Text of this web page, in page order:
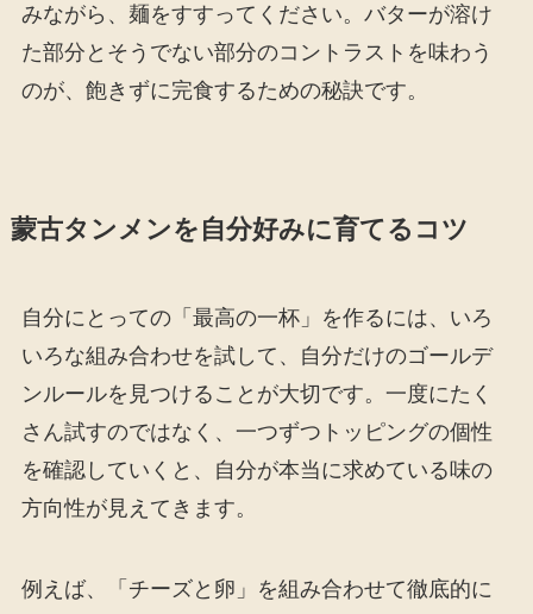
みながら、麺をすすってください。バターが溶け
た部分とそうでない部分のコントラストを味わう
のが、飽きずに完食するための秘訣です。
蒙古タンメンを自分好みに育てるコツ
自分にとっての「最高の一杯」を作るには、いろ
いろな組み合わせを試して、自分だけのゴールデ
ンルールを見つけることが大切です。一度にたく
さん試すのではなく、一つずつトッピングの個性
を確認していくと、自分が本当に求めている味の
方向性が見えてきます。
例えば、「チーズと卵」を組み合わせて徹底的に